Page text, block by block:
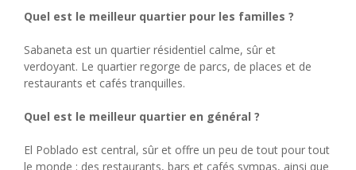
Quel est le meilleur quartier pour les familles ?
Sabaneta est un quartier résidentiel calme, sûr et
verdoyant. Le quartier regorge de parcs, de places et de
restaurants et cafés tranquilles.
Quel est le meilleur quartier en général ?
El Poblado est central, sûr et offre un peu de tout pour tout
le monde : des restaurants, bars et cafés sympas, ainsi que